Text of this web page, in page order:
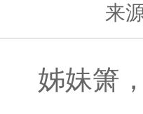
来
妹箫，